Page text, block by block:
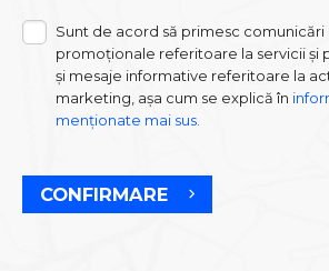
Sunt de acord să primesc
promoționale referitoare la servicii și
și mesaje informative referitoare la
marketing, așa cum se explică în
menționate mai sus.
CONFIRMARE